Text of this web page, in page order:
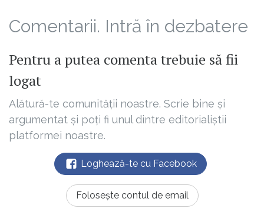
Comentarii. Intră în dezbatere
Pentru a putea comenta trebuie să fii
logat
Alătură-te comunității noastre. Scrie bine și
argumentat și poți fi unul dintre editorialiștii
platformei noastre.
Loghează-te cu Facebook
Folosește contul de email